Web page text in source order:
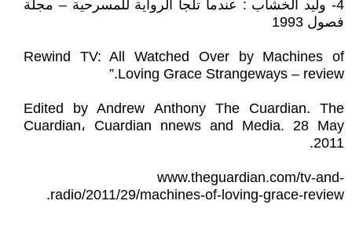
4- وليد الخشاب : عندما تلجأ الرواية للمسرحية – مجلة
فصول 1993
Rewind TV: All Watched Over by Machines of
Loving Grace Strangeways – review.”
Edited by Andrew Anthony The Cuardian. The
Cuardian، Cuardian nnews and Media. 28 May
2011.
www.theguardian.com/tv-and-
radio/2011/29/machines-of-loving-grace-review.